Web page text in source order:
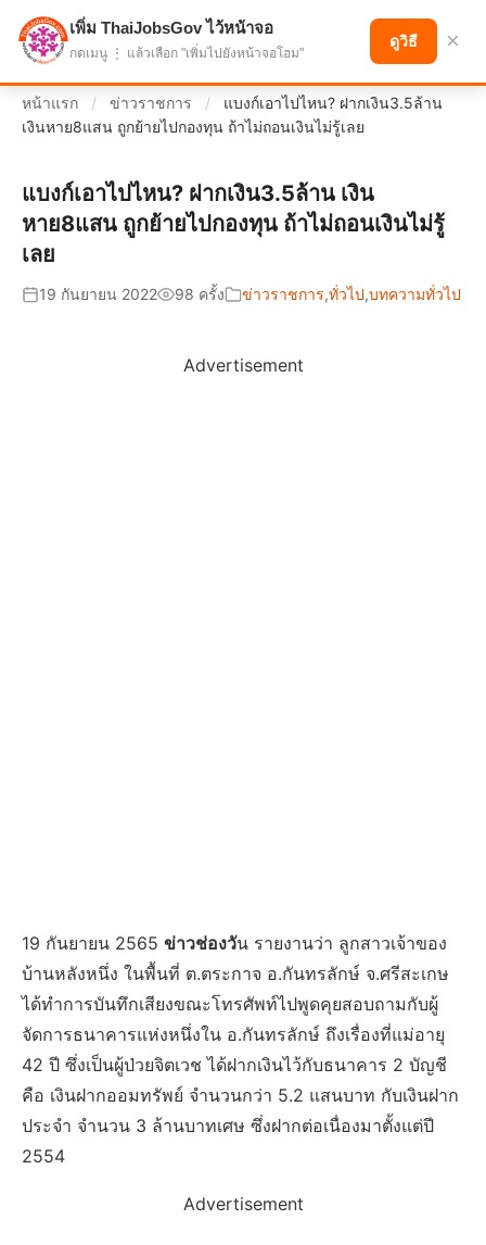
แบ่งปันโอกาส เพื่ออนาคตที่ก้าวหน้า
หน้าแรก / ข่าวราชการ /
แบงก์เอาไปไหน? ฝากเงิน3.5ล้าน
เงินหาย8แสน ถูกย้ายไปกองทุน ถ้าไม่ถอนเงินไม่รู้เลย
แบงก์เอาไปไหน? ฝากเงิน3.5ล้าน เงิน
หาย8แสน ถูกย้ายไปกองทุน ถ้าไม่ถอนเงินไม่รู้
เลย
19 กันยายน 2022 98 ครั้ง ข่าวราชการ,ทั่วไป,บทความทั่วไป
Advertisement
19 กันยายน 2565 ข่าวช่องวัน รายงานว่า ลูกสาวเจ้าของ
บ้านหลังหนึ่ง ในพื้นที่ ต.ตระกาจ อ.กันทรลักษ์ จ.ศรีสะเกษ
ได้ทำการบันทึกเสียงขณะโทรศัพท์ไปพูดคุยสอบถามกับผู้
จัดการธนาคารแห่งหนึ่งใน อ.กันทรลักษ์ ถึงเรื่องที่แม่อายุ
42 ปี ซึ่งเป็นผู้ป่วยจิตเวช ได้ฝากเงินไว้กับธนาคาร 2 บัญชี
คือ เงินฝากออมทรัพย์ จำนวนกว่า 5.2 แสนบาท กับเงินฝาก
ประจำ จำนวน 3 ล้านบาทเศษ ซึ่งฝากต่อเนื่องมาตั้งแต่ปี
2554
Advertisement
เพิ่ม ThaiJobsGov ไว้หน้าจอ
กดเมนู ⋮ แล้วเลือก "เพิ่มไปยังหน้าจอโฮม"
ดูวิธี ×